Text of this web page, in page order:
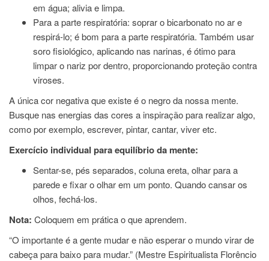
em água; alivia e limpa.
Para a parte respiratória: soprar o bicarbonato no ar e
respirá-lo; é bom para a parte respiratória. Também usar
soro fisiológico, aplicando nas narinas, é ótimo para
limpar o nariz por dentro, proporcionando proteção contra
viroses.
A única cor negativa que existe é o negro da nossa mente.
Busque nas energias das cores a inspiração para realizar algo,
como por exemplo, escrever, pintar, cantar, viver etc.
Exercício individual para equilíbrio da mente:
Sentar-se, pés separados, coluna ereta, olhar para a
parede e fixar o olhar em um ponto. Quando cansar os
olhos, fechá-los.
Nota: Coloquem em prática o que aprendem.
“O importante é a gente mudar e não esperar o mundo virar de
cabeça para baixo para mudar.” (Mestre Espiritualista Florêncio